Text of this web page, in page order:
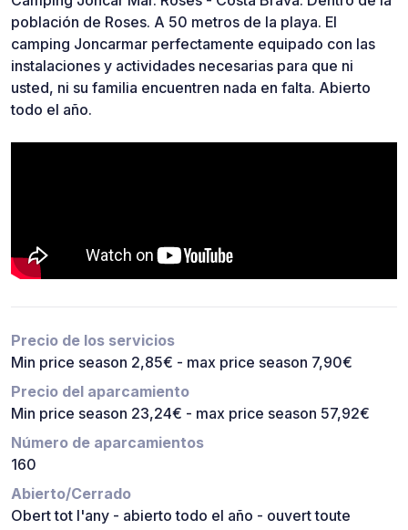
población de Roses. A 50 metros de la playa. El
camping Joncarmar perfectamente equipado con las
instalaciones y actividades necesarias para que ni
usted, ni su familia encuentren nada en falta. Abierto
todo el año.
Precio de los servicios
Min price season 2,85€ - max price season 7,90€
Precio del aparcamiento
Min price season 23,24€ - max price season 57,92€
Número de aparcamientos
160
Abierto/Cerrado
Obert tot l'any - abierto todo el año - ouvert toute